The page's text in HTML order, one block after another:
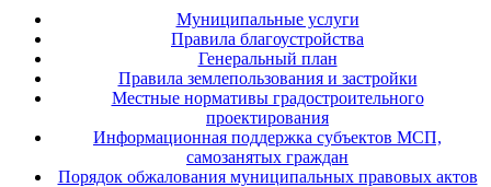
Муниципальные услуги
Правила благоустройства
Генеральный план
Правила землепользования и застройки
Местные нормативы градостроительного
проектирования
Информационная поддержка субъектов МСП,
самозанятых граждан
Порядок обжалования муниципальных правовых актов